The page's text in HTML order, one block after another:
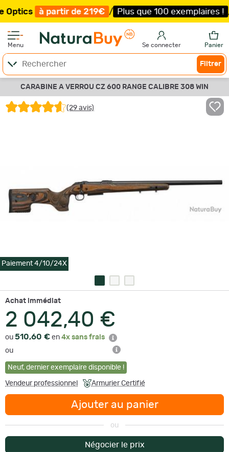
partir de 219€ / Plus que 100 exemplaires ! /
Menu Se connecter Panier
Filtrer
CARABINE A VERROU CZ 600 RANGE CALIBRE 308 WIN
(29 avis)
Paiement 4/10/24X
Achat immédiat
2 042,40 €
ou 510,60 € en 4x sans frais
ou
Neuf, dernier exemplaire disponible !
Vendeur professionnel Armurier Certifié
Ajouter au panier
ou
Négocier le prix